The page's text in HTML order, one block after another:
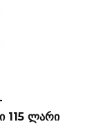
115 ლარი